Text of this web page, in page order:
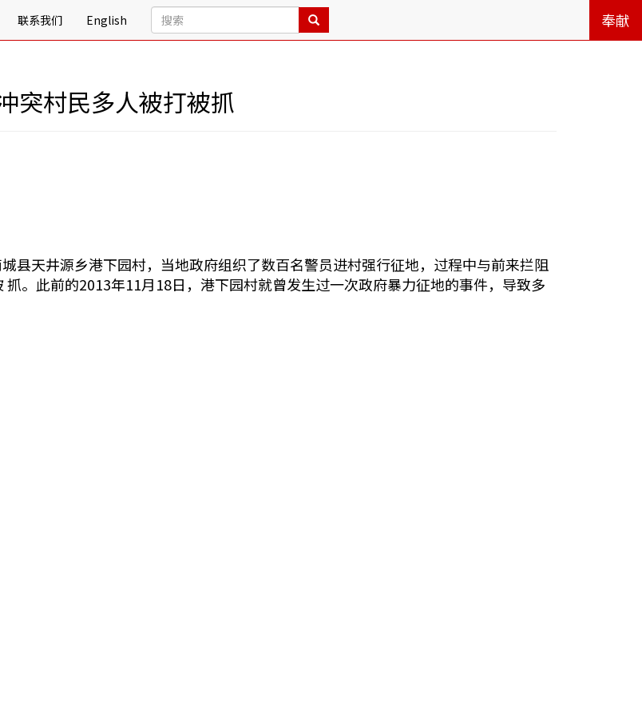
联系我们 English 奉献
突村民多人被打被抓
县天井源乡港下园村，当地政府组织了数百名警员进村强行征地，过程中与前来拦阻
。此前的2013年11月18日，港下园村就曾发生过一次政府暴力征地的事件，导致多